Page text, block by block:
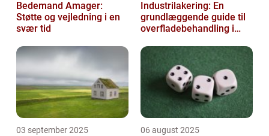
Bedemand Amager:
Støtte og vejledning i en
svær tid
Industrilakering: En
grundlæggende guide til
overfladebehandling i
03 september 2025 06 august 2025